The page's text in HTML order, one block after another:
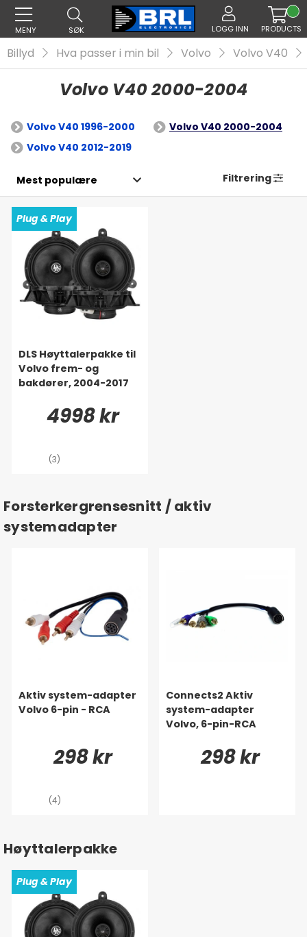
MENY SØK LOGG INN PRODUCTS
Billyd Hva passer i min bil Volvo Volvo V40
Volvo V40 2000-2004
Volvo V40 1996-2000
Volvo V40 2000-2004
Volvo V40 2012-2019
Filtrering
Plug & Play
DLS Høyttalerpakke til
Volvo frem- og
bakdører, 2004-2017
4998 kr
(3)
Forsterkergrensesnitt / aktiv
systemadapter
Aktiv system-adapter
Volvo 6-pin - RCA
298 kr
(4)
Connects2 Aktiv
system-adapter
Volvo, 6-pin-RCA
298 kr
Høyttalerpakke
Plug & Play